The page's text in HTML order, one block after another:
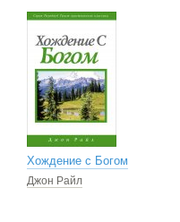
Хождение с Богом
Джон Райл